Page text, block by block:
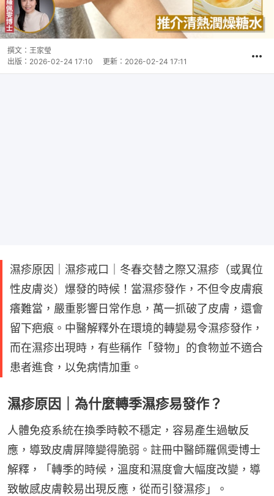
撰文： 王家瑩
出版： 2026-02-24 17:10 更新： 2026-02-24 17:11
濕疹原因｜濕疹戒口｜冬春交替之際又濕疹（或異位
性皮膚炎）爆發的時候！當濕疹發作，不但令皮膚痕
癢難當，嚴重影響日常作息，萬一抓破了皮膚，還會
留下疤痕。中醫解釋外在環境的轉變易令濕疹發作，
而在濕疹出現時，有些稱作「發物」的食物並不適合
患者進食，以免病情加重。
濕疹原因｜為什麼轉季濕疹易發作？
人體免疫系統在換季時較不穩定，容易產生過敏反
應，導致皮膚屏障變得脆弱。註冊中醫師羅佩雯博士
解釋，「轉季的時候，溫度和濕度會大幅度改變，導
致敏感皮膚較易出現反應，從而引發濕疹」。